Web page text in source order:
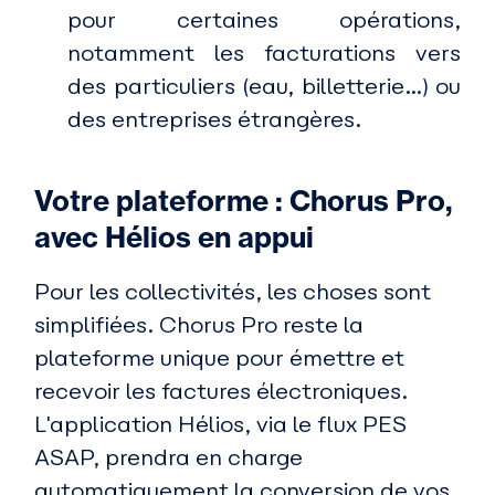
pour certaines opérations,
notamment les facturations vers
des particuliers (eau, billetterie…) ou
des entreprises étrangères.
Votre plateforme : Chorus Pro,
avec Hélios en appui
Pour les collectivités, les choses sont
simplifiées. Chorus Pro reste la
plateforme unique pour émettre et
recevoir les factures électroniques.
L'application Hélios, via le flux PES
ASAP, prendra en charge